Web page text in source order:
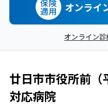
保険
適用 オンライ
オンライン
廿日市市役所前（
対応病院